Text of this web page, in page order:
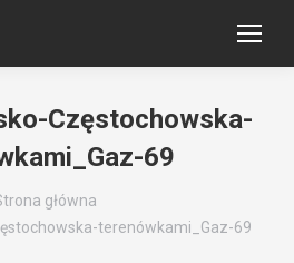
Częstochowska-
69
główna
terenówkami_Gaz-69